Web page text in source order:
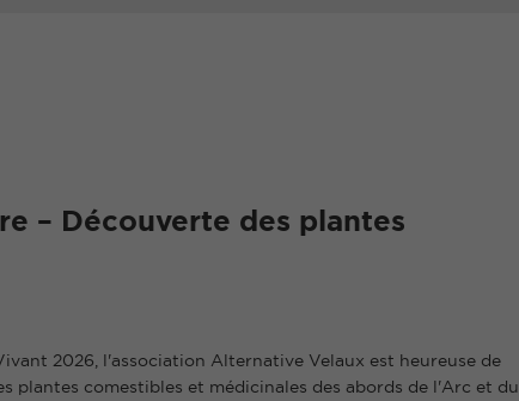
– Découverte des plantes
2026, l'association Alternative Velaux est heureuse de
plantes comestibles et médicinales des abords de l'Arc et du